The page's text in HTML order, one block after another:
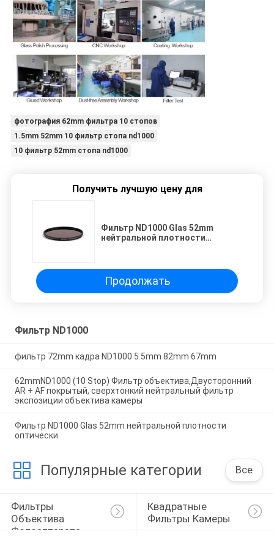
фотография 62mm фильтра 10 стопов
1.5mm 52mm 10 фильтр стопа nd1000
10 фильтр 52mm стопа nd1000
Получить лучшую цену для
Фильтр ND1000 Glas 52mm
нейтральной плотности
Продолжать
Фильтр ND1000
фильтр 72mm кадра ND1000 5.5mm 82mm 67mm
62mmND1000 (10 Stop) Фильтр объектива,Двусторонний
AR + AF покрытый, сверхтонкий нейтральный фильтр
экспозиции объектива камеры
Фильтр ND1000 Glas 52mm нейтральной плотности
оптически
Популярные категории Все
Фильтры
Объектива
Фотоаппарата
Квадратные
Фильтры Камеры